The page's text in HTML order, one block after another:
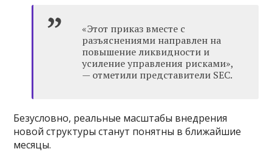
«Этот приказ вместе с
разъяснениями направлен на
повышение ликвидности и
усиление управления рисками»,
— отметили представители SEC.
Безусловно, реальные масштабы внедрения
новой структуры станут понятны в ближайшие
месяцы.